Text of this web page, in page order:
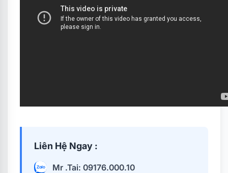
Liên Hệ Ngay :
Mr .Tai: 09176.000.10